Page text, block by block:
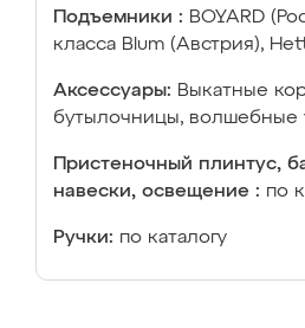
Подъемники : BOYARD
класса Blum (Австрия),
Аксессуары: Выкатные
бутылочницы, волшебные
Пристеночный плинтус,
навески, освещение : по
Ручки: по каталогу